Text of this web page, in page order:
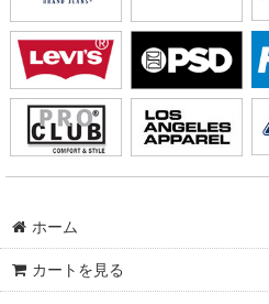
ホーム
カートを見る